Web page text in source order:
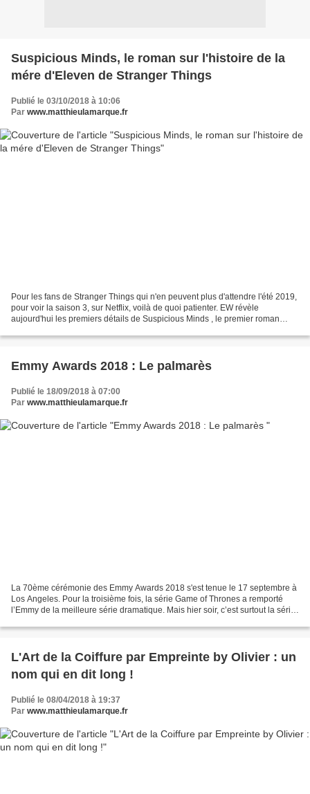
Suspicious Minds, le roman sur l'histoire de la
mére d'Eleven de Stranger Things
Publié le 03/10/2018 à 10:06
Par www.matthieulamarque.fr
Pour les fans de Stranger Things qui n'en peuvent plus d'attendre l'été 2019,
pour voir la saison 3, sur Netflix, voilà de quoi patienter. EW révèle
aujourd'hui les premiers détails de Suspicious Minds , le premier roman
Emmy Awards 2018 : Le palmarès
Publié le 18/09/2018 à 07:00
Par www.matthieulamarque.fr
La 70ème cérémonie des Emmy Awards 2018 s'est tenue le 17 septembre à
Los Angeles. Pour la troisième fois, la série Game of Thrones a remporté
l’Emmy de la meilleure série dramatique. Mais hier soir, c’est surtout la série
L'Art de la Coiffure par Empreinte by Olivier : un
nom qui en dit long !
Publié le 08/04/2018 à 19:37
Par www.matthieulamarque.fr